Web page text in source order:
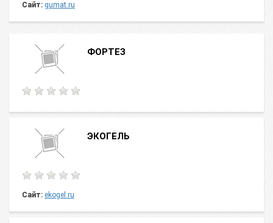
Сайт: gumat.ru
ФОРТЕЗ
ЭКОГЕЛЬ
Сайт: ekogel.ru